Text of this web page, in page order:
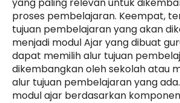
proses pembelajaran. Keempat,
tujuan pembelajaran yang akan
menjadi modul Ajar yang dibuat
dapat memilih alur tujuan
dikembangkan oleh sekolah atau
alur tujuan pembelajaran yang
modul ajar berdasarkan